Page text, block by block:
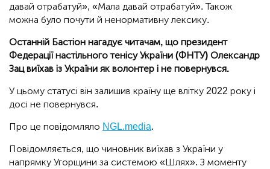
давай отрабатуй», «Мала давай отрабатуй». Також
можна було почути й ненормативну лексику.
Останній Бастіон нагадує читачам, що президент
Федерації настільного тенісу України (ФНТУ) Олександр
Зац виїхав із України як волонтер і не повернувся.
У цьому статусі він залишив країну ще влітку 2022 року і
досі не повернувся.
Про це повідомляло NGL.media.
Повідомляється, що чиновник виїхав з України у
напрямку Угорщини за системою «Шлях». З моменту